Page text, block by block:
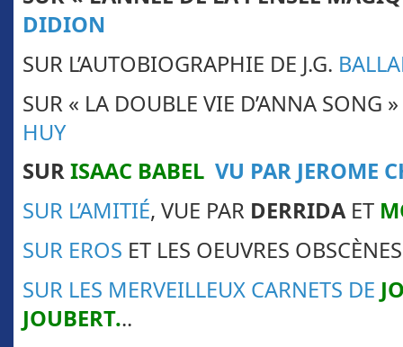
DIDION
SUR L’AUTOBIOGRAPHIE DE J.G.
SUR « LA DOUBLE VIE D’ANNA SONG
HUY
SURISAAC BABEL VU PAR JEROME
SUR L’AMITIÉ, VUE PAR DERRIDAET
SUR EROS ET LES OEUVRES
SUR LES MERVEILLEUX CARNETS DE
JOUBERT...